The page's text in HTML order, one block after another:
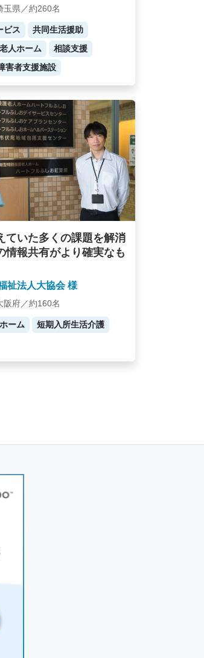
玉県／約260名
ビス
共同生活援助
人ホーム
相談支援
害者支援施設
ていた多くの課題を解消
情報共有がより確実なも
祉法人大協会 様
阪府／約160名
ーム 短期入所生活介護